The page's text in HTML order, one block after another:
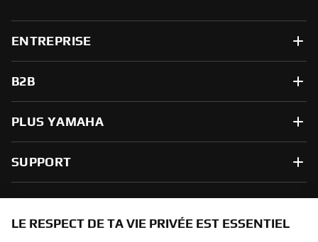
ENTREPRISE
B2B
PLUS YAMAHA
SUPPORT
LE RESPECT DE TA VIE PRIVÉE EST ESSENTIEL